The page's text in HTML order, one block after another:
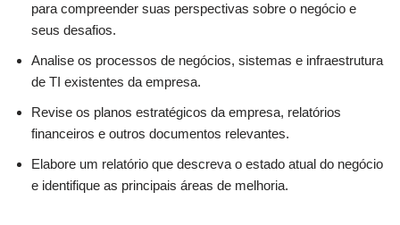
para compreender suas perspectivas sobre o negócio e
seus desafios.
Analise os processos de negócios, sistemas e infraestrutura
de TI existentes da empresa.
Revise os planos estratégicos da empresa, relatórios
financeiros e outros documentos relevantes.
Elabore um relatório que descreva o estado atual do negócio
e identifique as principais áreas de melhoria.